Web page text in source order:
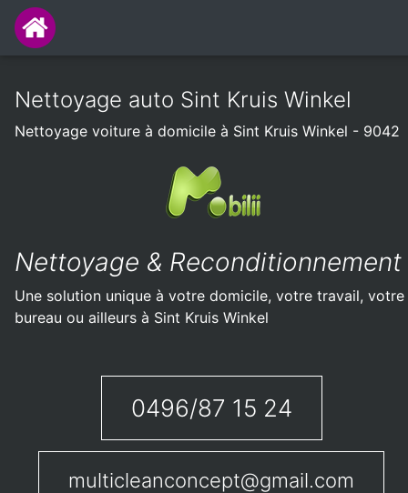
Nettoyage auto Sint Kruis Winkel
Nettoyage voiture à domicile à Sint Kruis Winkel - 9042
Nettoyage & Reconditionnement
Une solution unique à votre domicile, votre travail, votre
bureau ou ailleurs à Sint Kruis Winkel
0496/87 15 24
multicleanconcept@gmail.com